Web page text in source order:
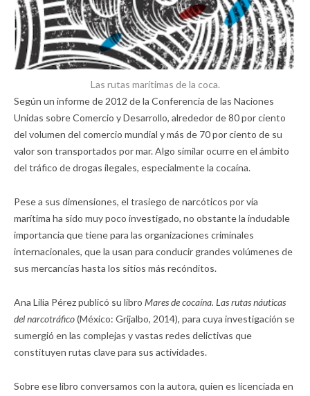
Las rutas marítimas de la coca.
Según un informe de 2012 de la Conferencia de las Naciones
Unidas sobre Comercio y Desarrollo, alrededor de 80 por ciento
del volumen del comercio mundial y más de 70 por ciento de su
valor son transportados por mar. Algo similar ocurre en el ámbito
del tráfico de drogas ilegales, especialmente la cocaína.
Pese a sus dimensiones, el trasiego de narcóticos por vía
marítima ha sido muy poco investigado, no obstante la indudable
importancia que tiene para las organizaciones criminales
internacionales, que la usan para conducir grandes volúmenes de
sus mercancías hasta los sitios más recónditos.
Ana Lilia Pérez publicó su libro Mares de cocaína. Las rutas náuticas
del narcotráfico(México: Grijalbo, 2014), para cuya investigación se
sumergió en las complejas y vastas redes delictivas que
constituyen rutas clave para sus actividades.
Sobre ese libro conversamos con la autora, quien es licenciada en